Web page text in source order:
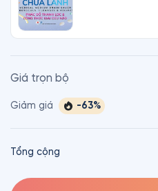
Giá trọn bộ
Giảm giá -63%
Tổng cộng